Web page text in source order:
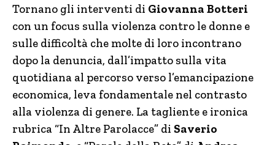
Tornano gli interventi di Giovanna Botteri
con un focus sulla violenza contro le donne e
sulle difficoltà che molte di loro incontrano
dopo la denuncia, dall’impatto sulla vita
quotidiana al percorso verso l’emancipazione
economica, leva fondamentale nel contrasto
alla violenza di genere. La tagliente e ironica
rubrica “In Altre Parolacce” di Saverio